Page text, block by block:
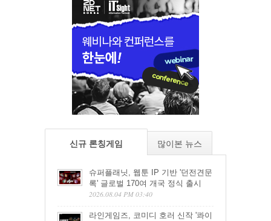
신규 론칭게임 많이본 뉴스
슈퍼플래닛, 웹툰 IP 기반 '던전견문
록' 글로벌 170여 개국 정식 출시
2026.08.04 PM 03:40
라인게임즈, 코미디 호러 신작 '콰이